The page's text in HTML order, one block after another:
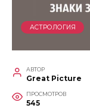
АСТРОЛОГИЯ
АВТОР
Great Picture
ПРОСМОТРОВ
545